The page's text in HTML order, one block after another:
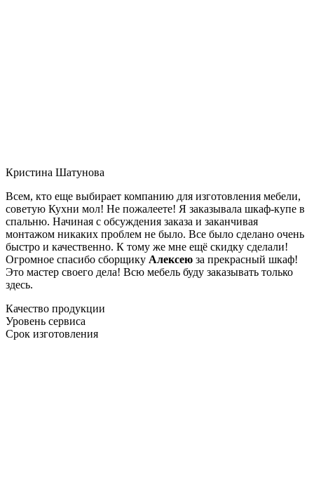
Кристина Шатунова
Всем, кто еще выбирает компанию для изготовления мебели,
советую Кухни мол! Не пожалеете! Я заказывала шкаф-купе в
спальню. Начиная с обсуждения заказа и заканчивая
монтажом никаких проблем не было. Все было сделано очень
быстро и качественно. К тому же мне ещё скидку сделали!
Огромное спасибо сборщику Алексею за прекрасный шкаф!
Это мастер своего дела! Всю мебель буду заказывать только
здесь.
Качество продукции
Уровень сервиса
Срок изготовления